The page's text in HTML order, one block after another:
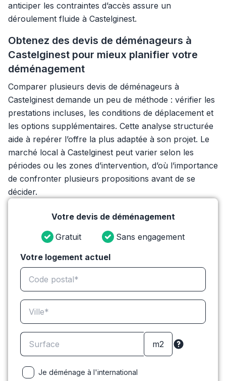
anticiper les contraintes d’accès assure un
déroulement fluide à Castelginest.
Obtenez des devis de déménageurs à
Castelginest pour mieux planifier votre
déménagement
Comparer plusieurs devis de déménageurs à
Castelginest demande un peu de méthode : vérifier les
prestations incluses, les conditions de déplacement et
les options supplémentaires. Cette analyse structurée
aide à repérer l’offre la plus adaptée à son projet. Le
marché local à Castelginest peut varier selon les
périodes ou les zones d’intervention, d’où l’importance
de confronter plusieurs propositions avant de se
décider.
Votre devis de déménagement
Gratuit
Sans engagement
Votre logement actuel
Je déménage à l'international